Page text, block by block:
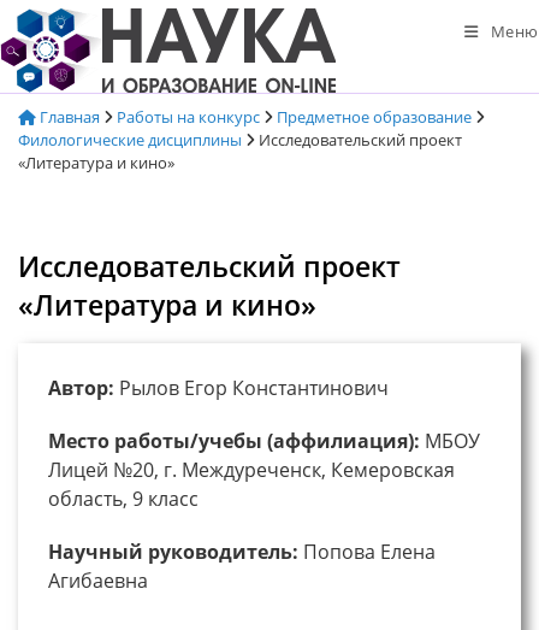
Перейти
к
содержимому
Меню
Главная Работы на конкурс
Предметное образование
Филологические дисциплины
Исследовательский проект
«Литература и кино»
Исследовательский проект
«Литература и кино»
Автор: Рылов Егор Константинович
Место работы/учебы (аффилиация): МБОУ
Лицей №20, г. Междуреченск, Кемеровская
область, 9 класс
Научный руководитель: Попова Елена
Агибаевна